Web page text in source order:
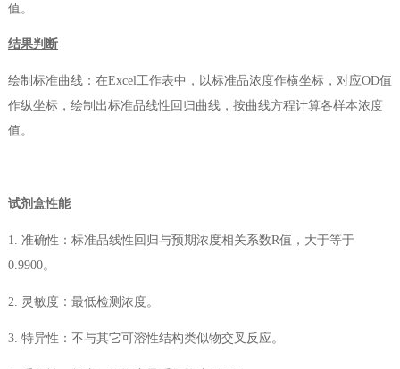
值。
结果判断
绘制标准曲线：在Excel工作表中，以标准品浓度作横坐标，对应OD值
作纵坐标，绘制出标准品线性回归曲线，按曲线方程计算各样本浓度
值。
试剂盒性能
1. 准确性：标准品线性回归与预期浓度相关系数R值，大于等于
0.9900。
2. 灵敏度：最低检测浓度。
3. 特异性：不与其它可溶性结构类似物交叉反应。